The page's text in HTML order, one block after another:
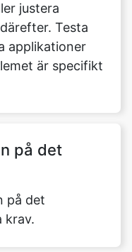
justera
Testa
applikationer
är specifikt
på det
på det
krav.